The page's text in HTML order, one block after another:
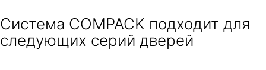
Cистема COMPACK подходит для
следующих серий дверей